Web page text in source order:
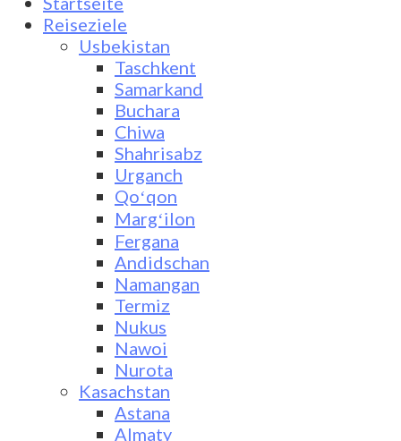
Reiseziele
Usbekistan
Taschkent
Samarkand
Buchara
Chiwa
Shahrisabz
Urganch
Qoʻqon
Margʻilon
Fergana
Andidschan
Namangan
Termiz
Nukus
Nawoi
Nurota
Kasachstan
Astana
Almaty